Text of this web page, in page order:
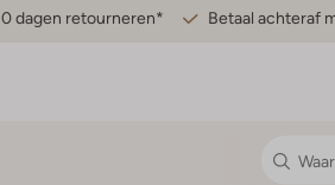
dagen retourneren* Betaal achteraf